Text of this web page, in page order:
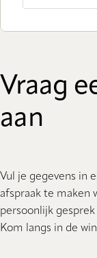
Vraag
aan
Vul je gegevens in
afspraak te maken
persoonlijk
Kom langs in de